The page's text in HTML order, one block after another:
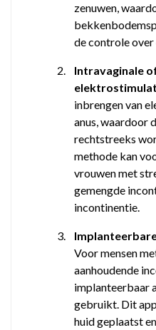
zenuwen,
de controle
2.
Intravaginale
inbrengen van
anus, waardoor
rechtstreeks
methode kan
vrouwen met
gemengde
incontinentie.
3.
Voor mensen
aanhoudende
implanteerbaar
gebruikt. Dit
huid geplaatst